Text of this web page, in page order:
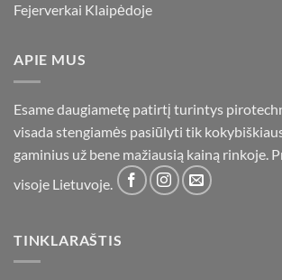
Fejerverkai Klaipėdoje
APIE MUS
Esame daugiametę patirtį turintys
visada stengiamės pasiūlyti tik
gaminius už bene mažiausią kainą rinkoje.
visoje Lietuvoje.
TINKLARAŠTIS